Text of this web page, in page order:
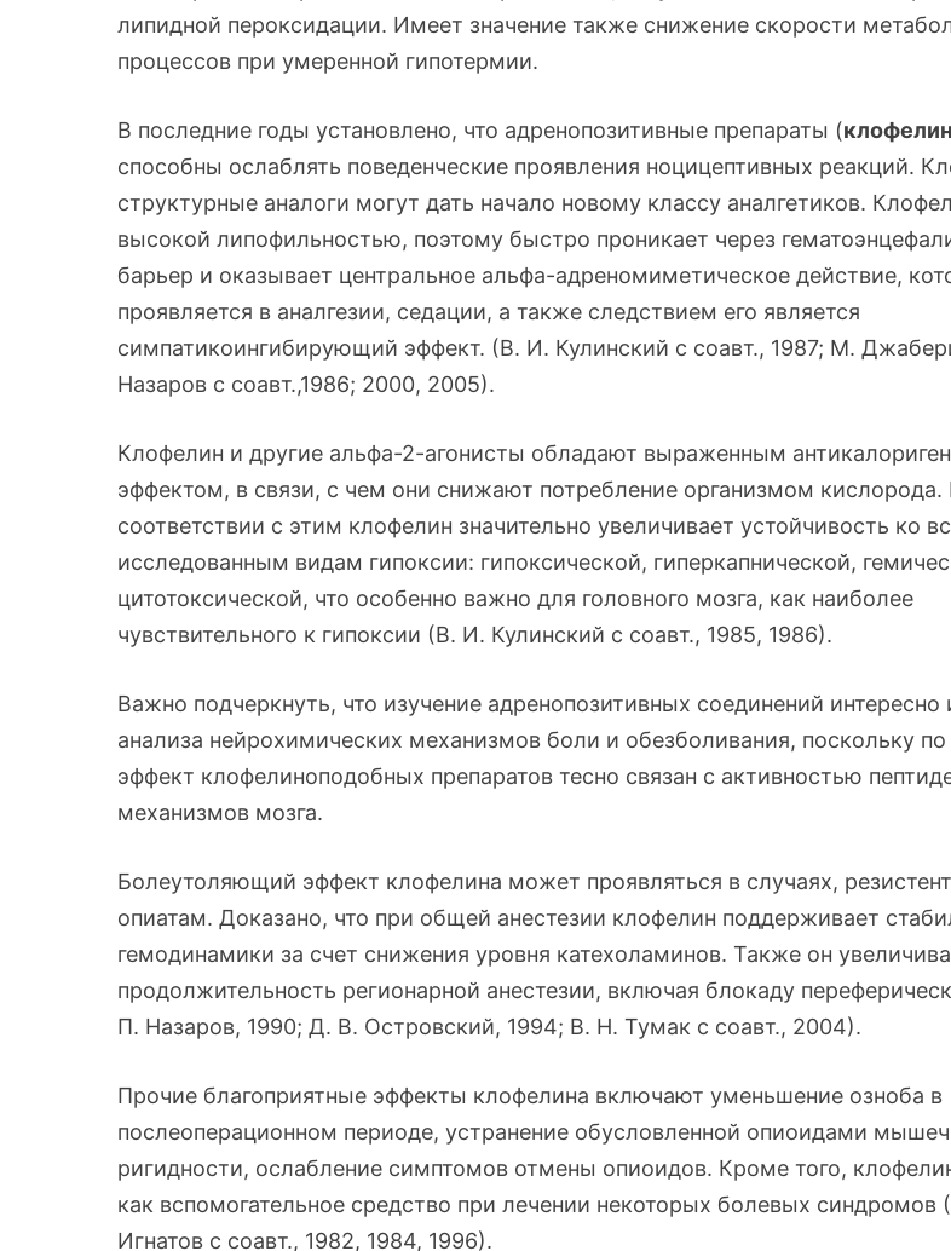
липидной пероксидации. Имеет значение также снижение скорости
процессов при умеренной гипотермии.
В последние годы установлено, что адренопозитивные препараты (
способны ослаблять поведенческие проявления ноцицептивных реакций.
структурные аналоги могут дать начало новому классу аналгетиков.
высокой липофильностью, поэтому быстро проникает через
барьер и оказывает центральное альфа-адреномиметическое действие,
проявляется в аналгезии, седации, а также следствием его является
симпатикоингибирующий эффект. (В. И. Кулинский с соавт., 1987; М.
Назаров с соавт.,1986; 2000, 2005).
Клофелин и другие альфа-2-агонисты обладают выраженным
эффектом, в связи, с чем они снижают потребление организмом кислорода.
соответствии с этим клофелин значительно увеличивает устойчивость ко
исследованным видам гипоксии: гипоксической, гиперкапнической,
цитотоксической, что особенно важно для головного мозга, как наиболее
чувствительного к гипоксии (В. И. Кулинский с соавт., 1985, 1986).
Важно подчеркнуть, что изучение адренопозитивных соединений интересно
анализа нейрохимических механизмов боли и обезболивания, поскольку
эффект клофелиноподобных препаратов тесно связан с активностью
механизмов мозга.
Болеутоляющий эффект клофелина может проявляться в случаях,
опиатам. Доказано, что при общей анестезии клофелин поддерживает
гемодинамики за счет снижения уровня катехоламинов. Также он
продолжительность регионарной анестезии, включая блокаду
П. Назаров, 1990; Д. В. Островский, 1994; В. Н. Тумак с соавт., 2004).
Прочие благоприятные эффекты клофелина включают уменьшение озноба в
послеоперационном периоде, устранение обусловленной опиоидами
ригидности, ослабление симптомов отмены опиоидов. Кроме того,
как вспомогательное средство при лечении некоторых болевых
Игнатов с соавт., 1982, 1984, 1996).